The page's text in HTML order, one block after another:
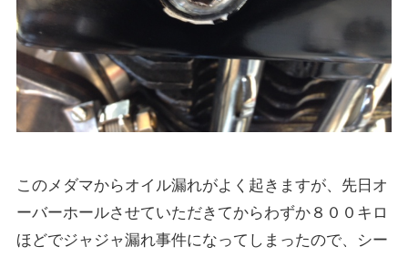
このメダマからオイル漏れがよく起きますが、先日オ
ーバーホールさせていただきてからわずか８００キロ
ほどでジャジャ漏れ事件になってしまったので、シー